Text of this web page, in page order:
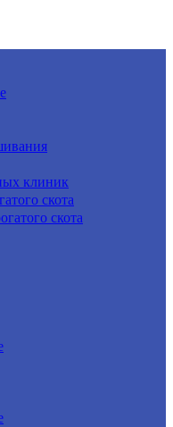
клиник
скота
скота